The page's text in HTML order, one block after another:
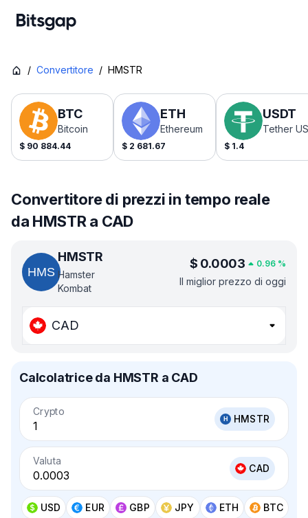
/ Convertitore / HMSTR
BTC
Bitcoin
$ 90 884.44
ETH
Ethereum
$ 2 681.67
USDT
Tether
$ 1.4
Convertitore di prezzi in tempo reale
da HMSTR a CAD
HMSTR
Hamster
Kombat
$ 0.0003 0.96 %
Il miglior prezzo di oggi
CAD
Calcolatrice da HMSTR a CAD
Crypto
HMSTR
Valuta
CAD
USD EUR GBP JPY ETH BTC